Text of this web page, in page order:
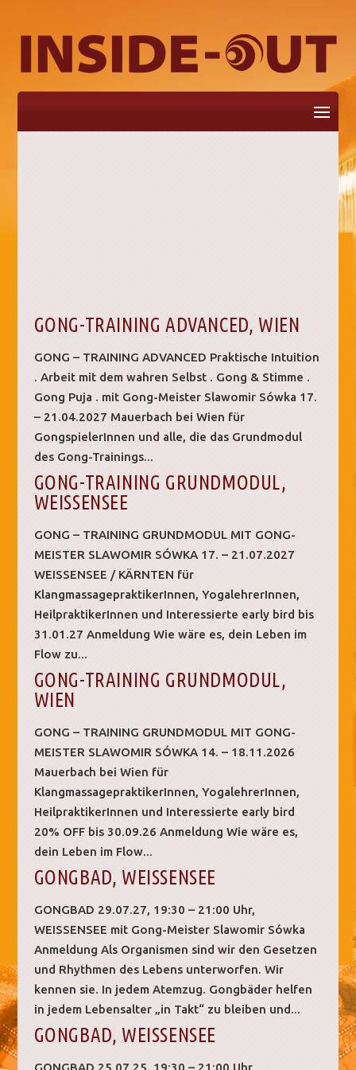
GONG-TRAINING ADVANCED, WIEN
GONG – TRAINING ADVANCED Praktische Intuition
. Arbeit mit dem wahren Selbst . Gong & Stimme .
Gong Puja . mit Gong-Meister Slawomir Sówka 17.
– 21.04.2027 Mauerbach bei Wien für
GongspielerInnen und alle, die das Grundmodul
des Gong-Trainings...
GONG-TRAINING GRUNDMODUL,
WEISSENSEE
GONG – TRAINING GRUNDMODUL MIT GONG-
MEISTER SLAWOMIR SÓWKA 17. – 21.07.2027
WEISSENSEE / KÄRNTEN für
KlangmassagepraktikerInnen, YogalehrerInnen,
HeilpraktikerInnen und Interessierte early bird bis
31.01.27 Anmeldung Wie wäre es, dein Leben im
Flow zu...
GONG-TRAINING GRUNDMODUL,
WIEN
GONG – TRAINING GRUNDMODUL MIT GONG-
MEISTER SLAWOMIR SÓWKA 14. – 18.11.2026
Mauerbach bei Wien für
KlangmassagepraktikerInnen, YogalehrerInnen,
HeilpraktikerInnen und Interessierte early bird
20% OFF bis 30.09.26 Anmeldung Wie wäre es,
dein Leben im Flow...
GONGBAD, WEISSENSEE
GONGBAD 29.07.27, 19:30 – 21:00 Uhr,
WEISSENSEE mit Gong-Meister Slawomir Sówka
Anmeldung Als Organismen sind wir den Gesetzen
und Rhythmen des Lebens unterworfen. Wir
kennen sie. In jedem Atemzug. Gongbäder helfen
in jedem Lebensalter „in Takt“ zu bleiben und...
GONGBAD, WEISSENSEE
GONGBAD 25.07.25, 19:30 – 21:00 Uhr,